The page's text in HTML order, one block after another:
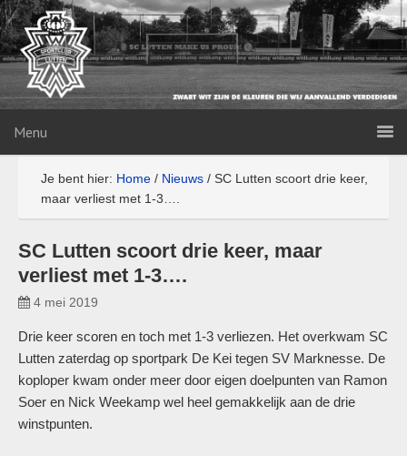
Menu
Je bent hier: Home / Nieuws / SC Lutten scoort drie keer,
maar verliest met 1-3….
SC Lutten scoort drie keer, maar
verliest met 1-3….
4 mei 2019
Drie keer scoren en toch met 1-3 verliezen. Het overkwam SC
Lutten zaterdag op sportpark De Kei tegen SV Marknesse. De
koploper kwam onder meer door eigen doelpunten van Ramon
Soer en Nick Weekamp wel heel gemakkelijk aan de drie
winstpunten.